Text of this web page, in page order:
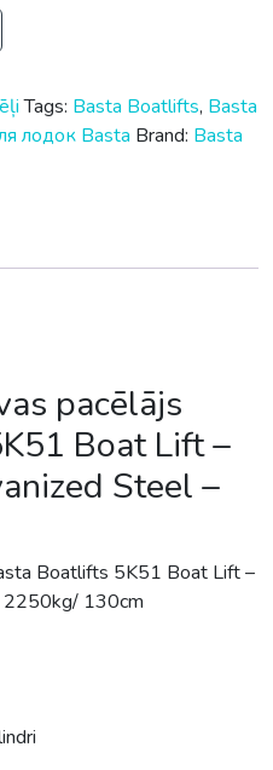
Tags: Basta Boatlifts, Basta
лодок Basta Brand: Basta
pacēlājs
Boat Lift –
Steel –
Boatlifts 5K51 Boat Lift –
2250kg/ 130cm